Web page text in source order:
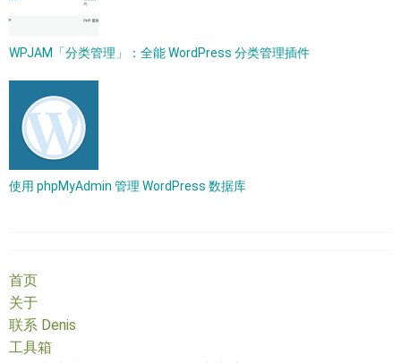
WPJAM「分类管理」：全能 WordPress 分类管理插件
使用 phpMyAdmin 管理 WordPress 数据库
首页
关于
联系 Denis
工具箱